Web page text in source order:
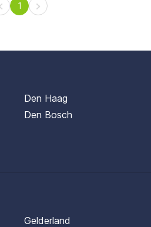
1
Den Haag
Den Bosch
Gelderland